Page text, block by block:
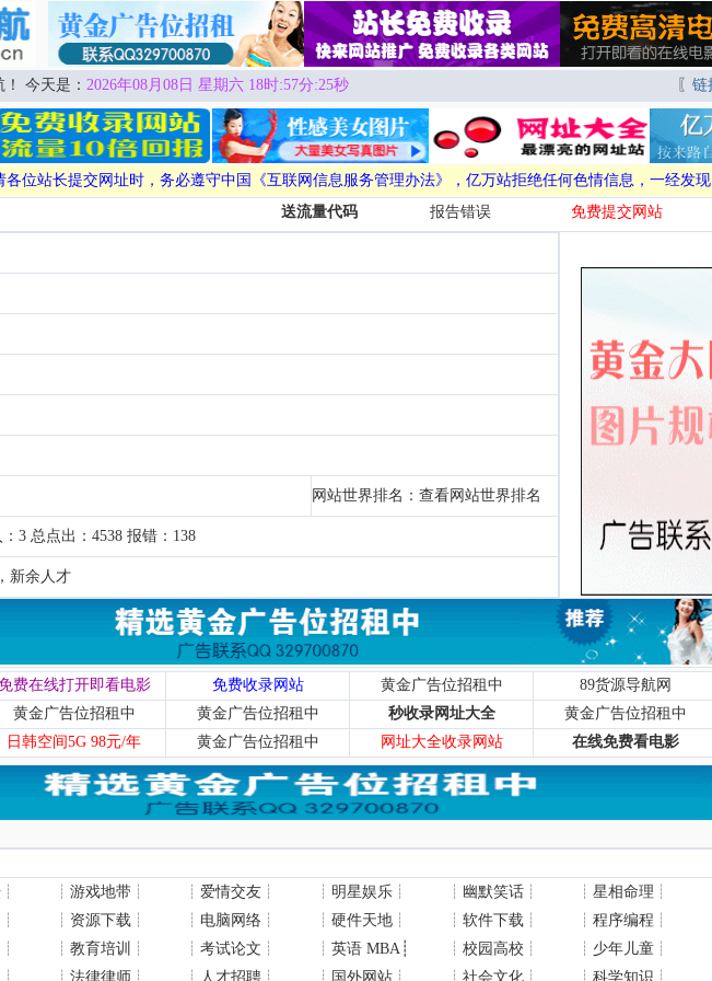
今天是： 2026年08月08日 星期六 18时:57分:26秒 〖 链
各位站长提交网址时，务必遵守中国《互联网信息服务管理办法》，亿万站拒绝任何色情信息，一经发现
送流量代码 报告错误 免费提交网站
网站世界排名： 查看网站世界排名
3 总点出：4538 报错：138
新余人才
费在线打开即看电影 免费收录网站 黄金广告位招租中 89货源导航网
黄金广告位招租中 黄金广告位招租中 秒收录网址大全 黄金广告位招租中
日韩空间5G 98元/年 黄金广告位招租中 网址大全收录网站 在线免费看电影
┊ ┊ 游戏地带 ┊ ┊ 爱情交友 ┊ ┊ 明星娱乐 ┊ ┊ 幽默笑话 ┊ ┊ 星相命理 ┊
┊ ┊ 资源下载 ┊ ┊ 电脑网络 ┊ ┊ 硬件天地 ┊ ┊ 软件下载 ┊ ┊ 程序编程 ┊
┊ ┊ 教育培训 ┊ ┊ 考试论文 ┊ ┊ 英语 MBA┊ ┊ 校园高校 ┊ ┊ 少年儿童 ┊
┊ ┊ 法律律师 ┊ ┊ 人才招聘 ┊ ┊ 国外网站 ┊ ┊ 社会文化 ┊ ┊ 科学知识 ┊